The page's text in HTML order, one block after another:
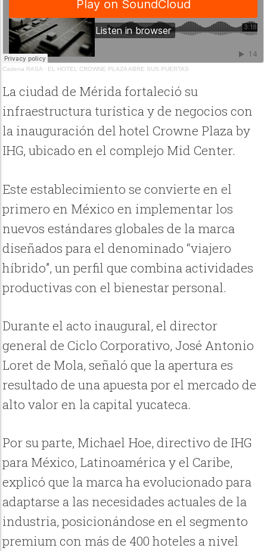
Cadena RASA · EL HOTEL CROWNE PLAZA ABRE SUS PUERTAS
La ciudad de Mérida fortaleció su
infraestructura turística y de negocios con
la inauguración del hotel Crowne Plaza by
IHG, ubicado en el complejo Mid Center.
Este establecimiento se convierte en el
primero en México en implementar los
nuevos estándares globales de la marca
diseñados para el denominado “viajero
híbrido”, un perfil que combina actividades
productivas con el bienestar personal.
Durante el acto inaugural, el director
general de Ciclo Corporativo, José Antonio
Loret de Mola, señaló que la apertura es
resultado de una apuesta por el mercado de
alto valor en la capital yucateca.
Por su parte, Michael Hoe, directivo de IHG
para México, Latinoamérica y el Caribe,
explicó que la marca ha evolucionado para
adaptarse a las necesidades actuales de la
industria, posicionándose en el segmento
premium con más de 400 hoteles a nivel